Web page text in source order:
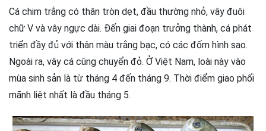
Cá chim trắng có thân tròn dẹt, đầu thường nhỏ, vây đuôi
chữ V và vây ngực dài. Đến giai đoạn trưởng thành, cá phát
triển đầy đủ với thân màu trắng bạc, có các đốm hình sao.
Ngoài ra, vây cá cũng chuyển đỏ. Ở Việt Nam, loài này vào
mùa sinh sản là từ tháng 4 đến tháng 9. Thời điểm giao phối
mãnh liệt nhất là đầu tháng 5.